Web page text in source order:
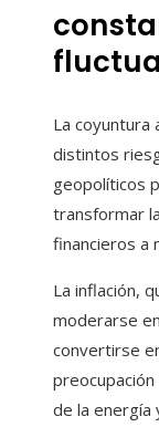
La coyuntura
distintos
geopolíticos
transformar
financieros a
La inflación,
moderarse
convertirse
de la energía